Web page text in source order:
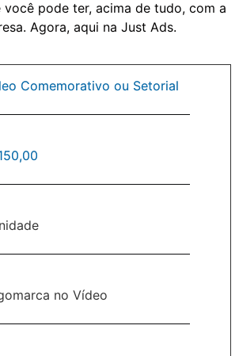
pode ter, acima de tudo, com a
Agora, aqui na Just Ads.
Comemorativo ou Setorial
no Vídeo